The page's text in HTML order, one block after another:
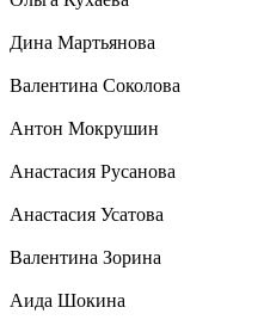
Дина Мартьянова
Валентина Соколова
Антон Мокрушин
Анастасия Русанова
Анастасия Усатова
Валентина Зорина
Аида Шокина